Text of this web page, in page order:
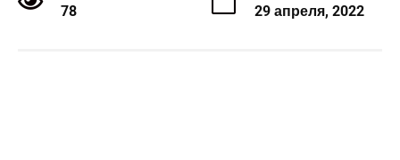
78 29 апреля, 2022